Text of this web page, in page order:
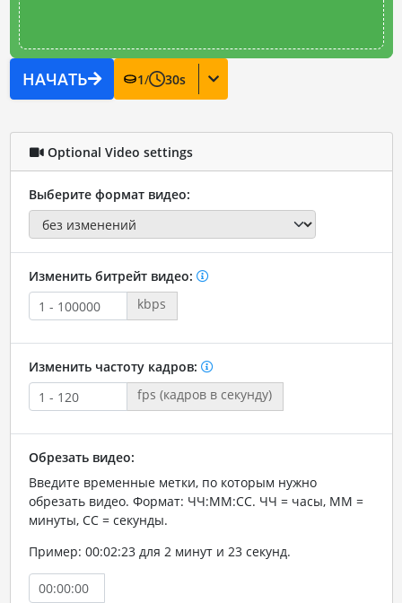
НАЧАТЬ 1/ 30s
Optional Video settings
Выберите формат видео:
Изменить битрейт видео:
kbps
Изменить частоту кадров:
fps (кадров в секунду)
Обрезать видео:
Введите временные метки, по которым нужно
обрезать видео. Формат: ЧЧ:ММ:СС. ЧЧ = часы, ММ =
минуты, СС = секунды.
Пример: 00:02:23 для 2 минут и 23 секунд.